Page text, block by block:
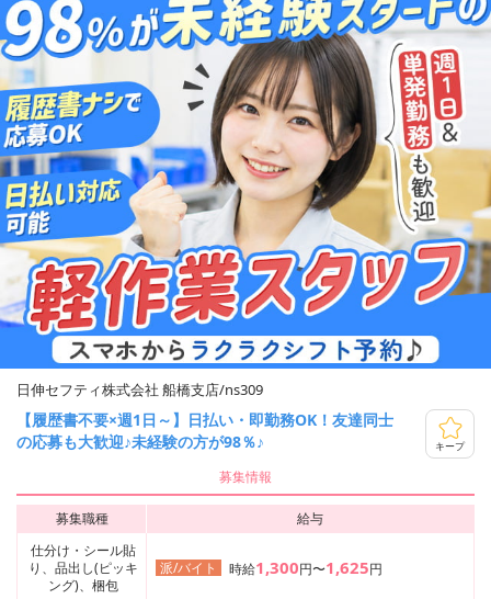
日伸セフティ株式会社 船橋支店/ns309
【履歴書不要×週1日～】日払い・即勤務OK！友達同士
の応募も大歓迎♪未経験の方が98％♪
キープ
募集情報
募集職種
給与
仕分け・シール貼
り、品出し(ピッキ
ング)、梱包
派/バイト 時給1,300円〜1,625円